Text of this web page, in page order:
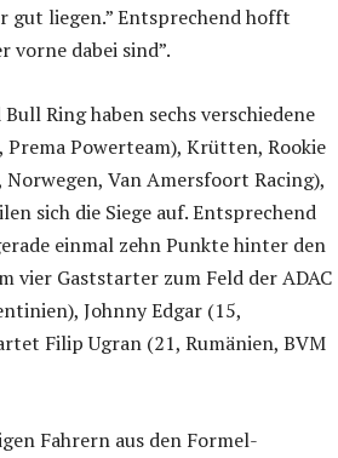
gut liegen.” Entsprechend hofft
dabei sind”.
Ring haben sechs verschiedene
Powerteam), Krütten, Rookie
Norwegen, Van Amersfoort Racing),
sich die Siege auf. Entsprechend
einmal zehn Punkte hinter den
vier Gaststarter zum Feld der ADAC
Johnny Edgar (15,
Filip Ugran (21, Rumänien, BVM
Fahrern aus den Formel-